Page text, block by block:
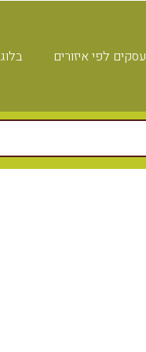
עסקים לפי איזורים בלוג